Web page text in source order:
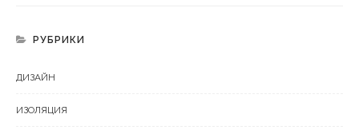
РУБРИКИ
ДИЗАЙН
ИЗОЛЯЦИЯ